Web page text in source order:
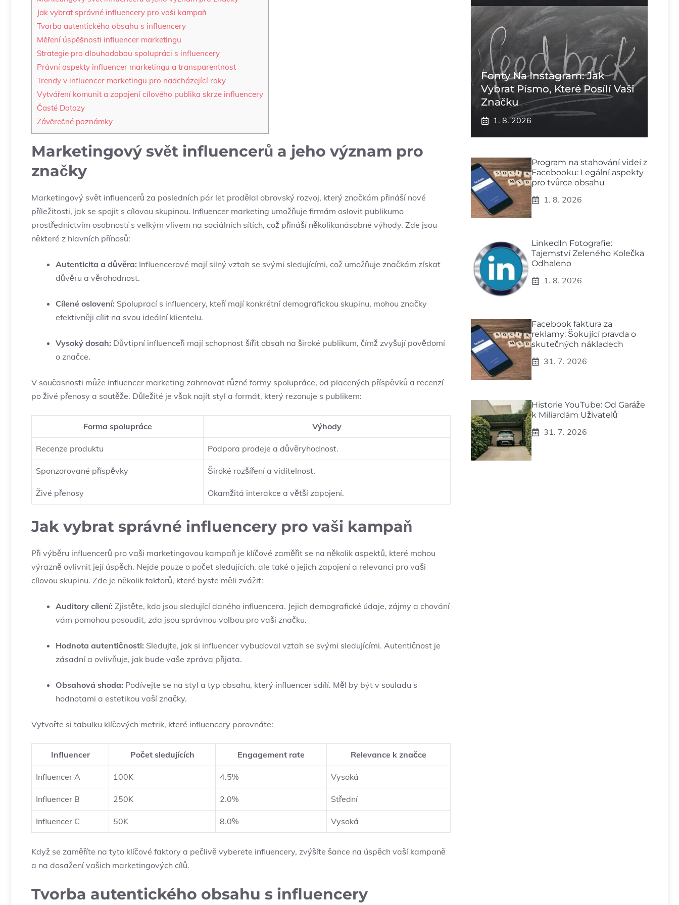
Jak vybrat správné influencery pro vaši kampaň
Tvorba autentického obsahu s influencery
Měření úspěšnosti influencer marketingu
Strategie pro dlouhodobou spolupráci s influencery
Právní aspekty influencer marketingu a transparentnost
Trendy v influencer marketingu pro nadcházející roky
Vytváření komunit a zapojení cílového publika skrze influencery
Časté Dotazy
Závěrečné poznámky
Marketingový svět influencerů a jeho význam pro
značky
Marketingový svět influencerů za posledních pár let prodělal obrovský rozvoj, který značkám přináší nové
příležitosti, jak se spojit s cílovou skupinou. Influencer marketing umožňuje firmám oslovit publikumo
prostřednictvím osobností s velkým vlivem na sociálních sítích, což přináší několikanásobné výhody. Zde jsou
některé z hlavních přínosů:
Autenticita a důvěra: Influencerové mají silný vztah se svými sledujícími, což umožňuje značkám získat
důvěru a věrohodnost.
Cílené oslovení: Spoluprací s influencery, kteří mají konkrétní demografickou skupinu, mohou značky
efektivněji cílit na svou ideální klientelu.
Vysoký dosah: Důvtipní influenceři mají schopnost šířit obsah na široké publikum, čímž zvyšují povědomí
o značce.
V současnosti může influencer marketing zahrnovat různé formy spolupráce, od placených příspěvků a recenzí
po živé přenosy a soutěže. Důležité je však najít styl a formát, který rezonuje s publikem:
Forma spolupráce Výhody
Recenze produktu Podpora prodeje a důvěryhodnost.
Sponzorované příspěvky Široké rozšíření a viditelnost.
Živé přenosy Okamžitá interakce a větší zapojení.
Jak vybrat správné influencery pro vaši kampaň
Při výběru influencerů pro vaši marketingovou kampaň je klíčové zaměřit se na několik aspektů, které mohou
výrazně ovlivnit její úspěch. Nejde pouze o počet sledujících, ale také o jejich zapojení a relevanci pro vaši
cílovou skupinu. Zde je několik faktorů, které byste měli zvážit:
Auditory cílení: Zjistěte, kdo jsou sledující daného influencera. Jejich demografické údaje, zájmy a chování
vám pomohou posoudit, zda jsou správnou volbou pro vaši značku.
Hodnota autentičnosti: Sledujte, jak si influencer vybudoval vztah se svými sledujícími. Autentičnost je
zásadní a ovlivňuje, jak bude vaše zpráva přijata.
Obsahová shoda: Podívejte se na styl a typ obsahu, který influencer sdílí. Měl by být v souladu s
hodnotami a estetikou vaší značky.
Vytvořte si tabulku klíčových metrik, které influencery porovnáte:
Influencer Počet sledujících Engagement rate Relevance k značce
Influencer A 100K 4.5% Vysoká
Influencer B 250K 2.0% Střední
Influencer C 50K 8.0% Vysoká
Když se zaměříte na tyto klíčové faktory a pečlivě vyberete influencery, zvýšíte šance na úspěch vaší kampaně
a na dosažení vašich marketingových cílů.
Tvorba autentického obsahu s influencery
Fonty Na Instagram: Jak
Vybrat Písmo, Které Posílí Vaši
Značku
1. 8. 2026
Program na stahování videí z
Facebooku: Legální aspekty
pro tvůrce obsahu
1. 8. 2026
LinkedIn Fotografie:
Tajemství Zeleného Kolečka
Odhaleno
1. 8. 2026
Facebook faktura za
reklamy: Šokující pravda o
skutečných nákladech
31. 7. 2026
Historie YouTube: Od Garáže
k Miliardám Uživatelů
31. 7. 2026